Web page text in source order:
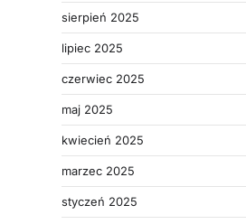
sierpień 2025
lipiec 2025
czerwiec 2025
maj 2025
kwiecień 2025
marzec 2025
styczeń 2025